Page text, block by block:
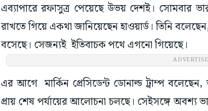
এব্যাপারে রফাসুত্র পেয়েছে উভয় দেশই। সোমবার
রাখতে গিয়ে একথা জানিয়েছেন হাওয়ার্ড। তিনি
বসেছে। সেজন্যই ইতিবাচক পথে এগনো গিয়েছে।
এর আগে মার্কিন প্রেসিডেন্ট ডোনাল্ড ট্রাম্প
প্রায় শেষ পর্যায়ের আলোচনা চলছে। সেইসঙ্গে অবশ্য